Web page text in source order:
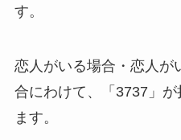
す。
恋人がいる場合・恋人が
合にわけて、「3737」
ます。